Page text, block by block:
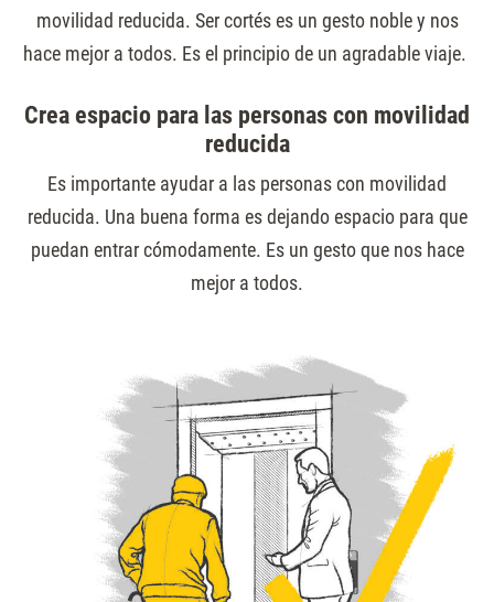
movilidad reducida. Ser cortés es un gesto noble y nos
hace mejor a todos. Es el principio de un agradable viaje.
Crea espacio para las personas con movilidad
reducida
Es importante ayudar a las personas con movilidad
reducida. Una buena forma es dejando espacio para que
puedan entrar cómodamente. Es un gesto que nos hace
mejor a todos.